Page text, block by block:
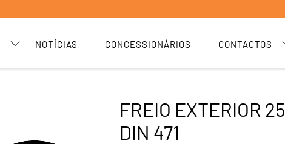
NOTÍCIAS CONCESSIONÁRIOS CONTACTOS
FREIO EXTERIOR 25
DIN 471